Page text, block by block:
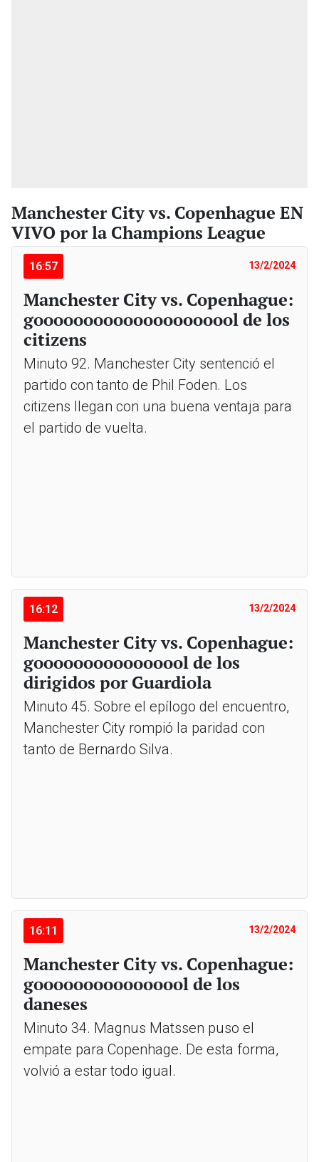
Manchester City vs. Copenhague EN
VIVO por la Champions League
16:57 13/2/2024
Manchester City vs. Copenhague:
gooooooooooooooooooool de los
citizens
Minuto 92. Manchester City sentenció el
partido con tanto de Phil Foden. Los
citizens llegan con una buena ventaja para
el partido de vuelta.
16:12 13/2/2024
Manchester City vs. Copenhague:
goooooooooooooool de los
dirigidos por Guardiola
Minuto 45. Sobre el epílogo del encuentro,
Manchester City rompió la paridad con
tanto de Bernardo Silva.
16:11 13/2/2024
Manchester City vs. Copenhague:
goooooooooooooool de los
daneses
Minuto 34. Magnus Matssen puso el
empate para Copenhage. De esta forma,
volvió a estar todo igual.